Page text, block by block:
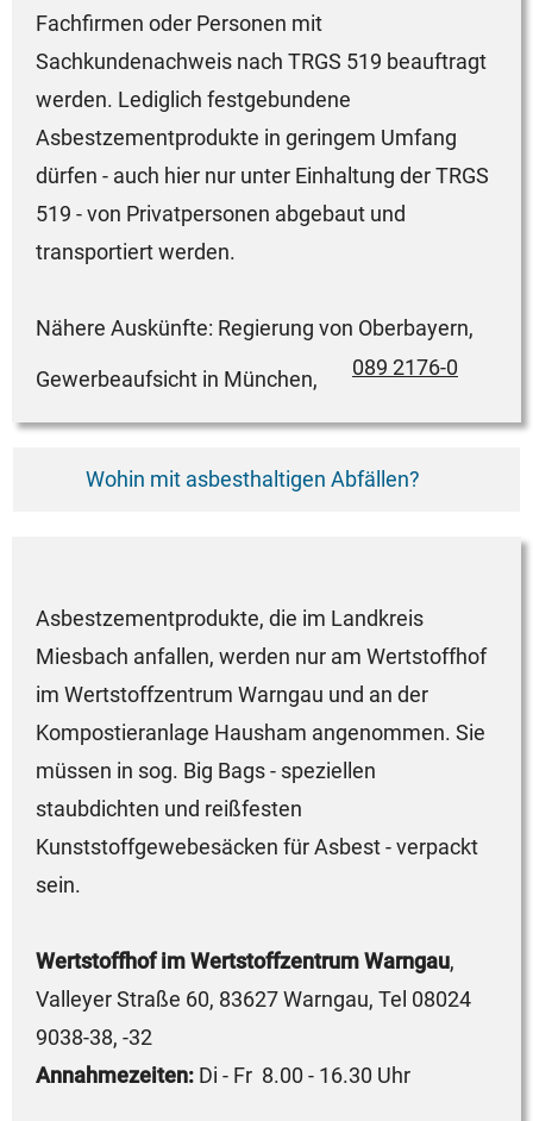
Fachfirmen oder Personen mit
Sachkundenachweis nach TRGS 519 beauftragt
werden. Lediglich festgebundene
Asbestzementprodukte in geringem Umfang
dürfen - auch hier nur unter Einhaltung der TRGS
519 - von Privatpersonen abgebaut und
transportiert werden.
Nähere Auskünfte: Regierung von Oberbayern,
Gewerbeaufsicht in München, 089 2176-0
Wohin mit asbesthaltigen Abfällen?
Asbestzementprodukte, die im Landkreis
Miesbach anfallen, werden nur am Wertstoffhof
im Wertstoffzentrum Warngau und an der
Kompostieranlage Hausham angenommen. Sie
müssen in sog. Big Bags - speziellen
staubdichten und reißfesten
Kunststoffgewebesäcken für Asbest - verpackt
sein.
Wertstoffhof im Wertstoffzentrum Warngau,
Valleyer Straße 60, 83627 Warngau, Tel 08024
9038-38, -32
Annahmezeiten: Di - Fr 8.00 - 16.30 Uhr